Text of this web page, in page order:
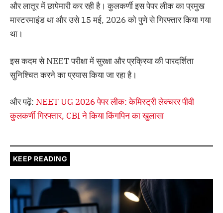
और लातूर में छापेमारी कर रही है। कुलकर्णी इस पेपर लीक का प्रमुख
मास्टरमाइंड था और उसे 15 मई, 2026 को पुणे से गिरफ्तार किया गया
था।
इस कदम से NEET परीक्षा में सुरक्षा और प्रक्रिया की पारदर्शिता
सुनिश्चित करने का प्रयास किया जा रहा है।
और पढ़ें: NEET UG 2026 पेपर लीक: केमिस्ट्री लेक्चरर पीवी
कुलकर्णी गिरफ्तार, CBI ने किया किंगपिन का खुलासा
KEEP READING